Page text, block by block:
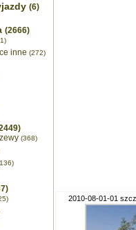
(6)
(2666)
inne (272)
(368)
2010-08-01-01